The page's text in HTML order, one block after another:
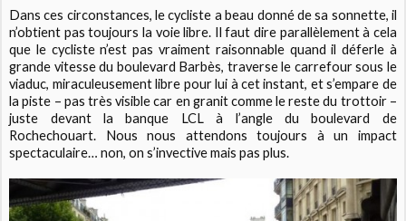
Dans ces circonstances, le cycliste a beau donné de sa sonnette, il
n’obtient pas toujours la voie libre. Il faut dire parallèlement à cela
que le cycliste n’est pas vraiment raisonnable quand il déferle à
grande vitesse du boulevard Barbès, traverse le carrefour sous le
viaduc, miraculeusement libre pour lui à cet instant, et s’empare de
la piste – pas très visible car en granit comme le reste du trottoir –
juste devant la banque LCL à l’angle du boulevard de
Rochechouart. Nous nous attendons toujours à un impact
spectaculaire… non, on s’invective mais pas plus.